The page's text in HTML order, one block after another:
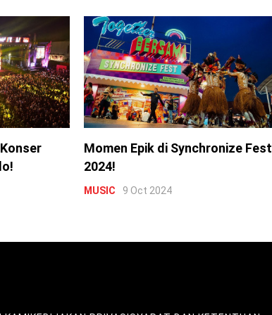
Momen Epik di Synchronize Fest
2024!
MUSIC 9 Oct 2024